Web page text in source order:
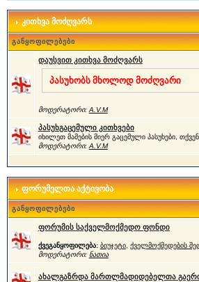
კითხვა მოძღვარს
განყოფილებები
დაუსვით კითხვა მოძღვარს
პასუხობს მხოლოდ მოძღვარი
მოდერატორი: A.V.M
პასუხგაცემული კითხვები
იხილეთ მამების მიერ გაცემული პასუხები,
მოდერატორი: A.V.M
ფორუმელთა აქტივობა
განყოფილებები
ფორუმის საქველმოქმედო ფონდი
ქვეგანყოფილება: ბიუჯეტი, ქველმოქმედების
მოდერატორი: ნათია
ახალგაზრდა მართლმადიდებელთა